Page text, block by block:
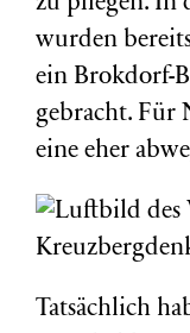
wurden
ein Brokdorf-
gebracht. Für
eine eher
Tatsächlich